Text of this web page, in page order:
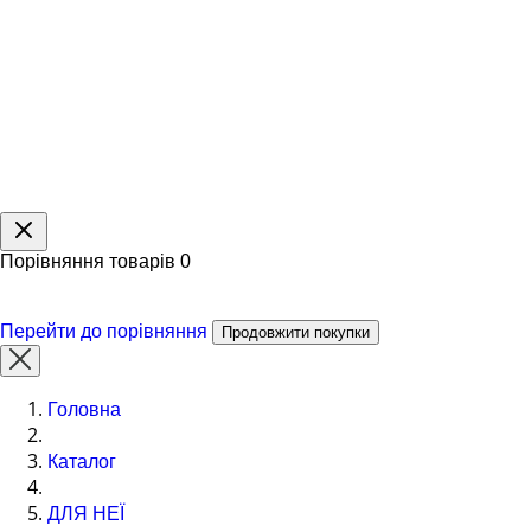
Порівняння товарів 0
Перейти до порівняння Продовжити покупки
Головна
Каталог
ДЛЯ НЕЇ